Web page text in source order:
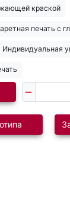
краской
печать с
Индивидуальная